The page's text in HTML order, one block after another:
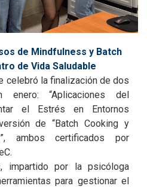
de Mindfulness y Batch
de Vida Saludable
celebró la finalización de dos
enero: “Aplicaciones del
el Estrés en Entornos
de “Batch Cooking y
ambos certificados por
impartido por la psicóloga
para gestionar el